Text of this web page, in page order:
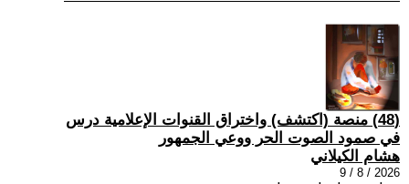
(48) منصة (اكتشف) واختراق القنوات الإعلامية درس
في صمود الصوت الحر ووعي الجمهور
هشام الكيلاني
2026 / 8 / 9